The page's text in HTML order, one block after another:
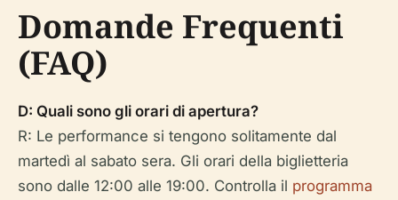
Domande Frequenti
(FAQ)
D: Quali sono gli orari di apertura?
R: Le performance si tengono solitamente dal
martedì al sabato sera. Gli orari della biglietteria
sono dalle 12:00 alle 19:00. Controlla il programma